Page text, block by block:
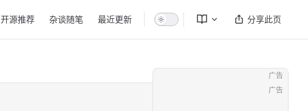
开源推荐 杂谈随笔 最近更新 分享此页
广告
广告